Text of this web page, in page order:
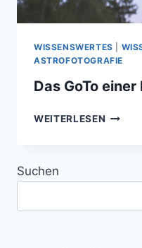
WISSENSWERTES
ASTROFOTOGRAFIE
Das GoTo
WEITERLESEN DAS
Suchen